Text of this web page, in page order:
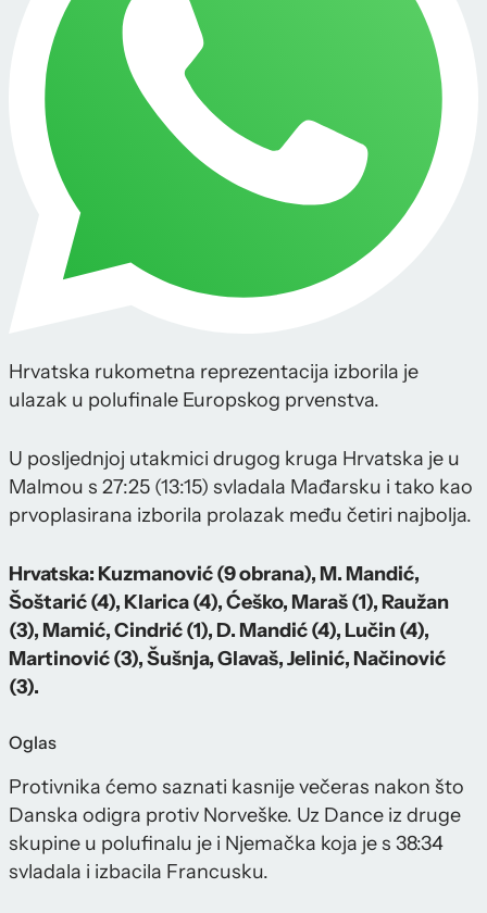
Hrvatska rukometna reprezentacija izborila je
ulazak u polufinale Europskog prvenstva.
U posljednjoj utakmici drugog kruga Hrvatska je u
Malmou s 27:25 (13:15) svladala Mađarsku i tako kao
prvoplasirana izborila prolazak među četiri najbolja.
Hrvatska: Kuzmanović (9 obrana), M. Mandić,
Šoštarić (4), Klarica (4), Ćeško, Maraš (1), Raužan
(3), Mamić, Cindrić (1), D. Mandić (4), Lučin (4),
Martinović (3), Šušnja, Glavaš, Jelinić, Načinović
(3).
Oglas
Protivnika ćemo saznati kasnije večeras nakon što
Danska odigra protiv Norveške. Uz Dance iz druge
skupine u polufinalu je i Njemačka koja je s 38:34
svladala i izbacila Francusku.